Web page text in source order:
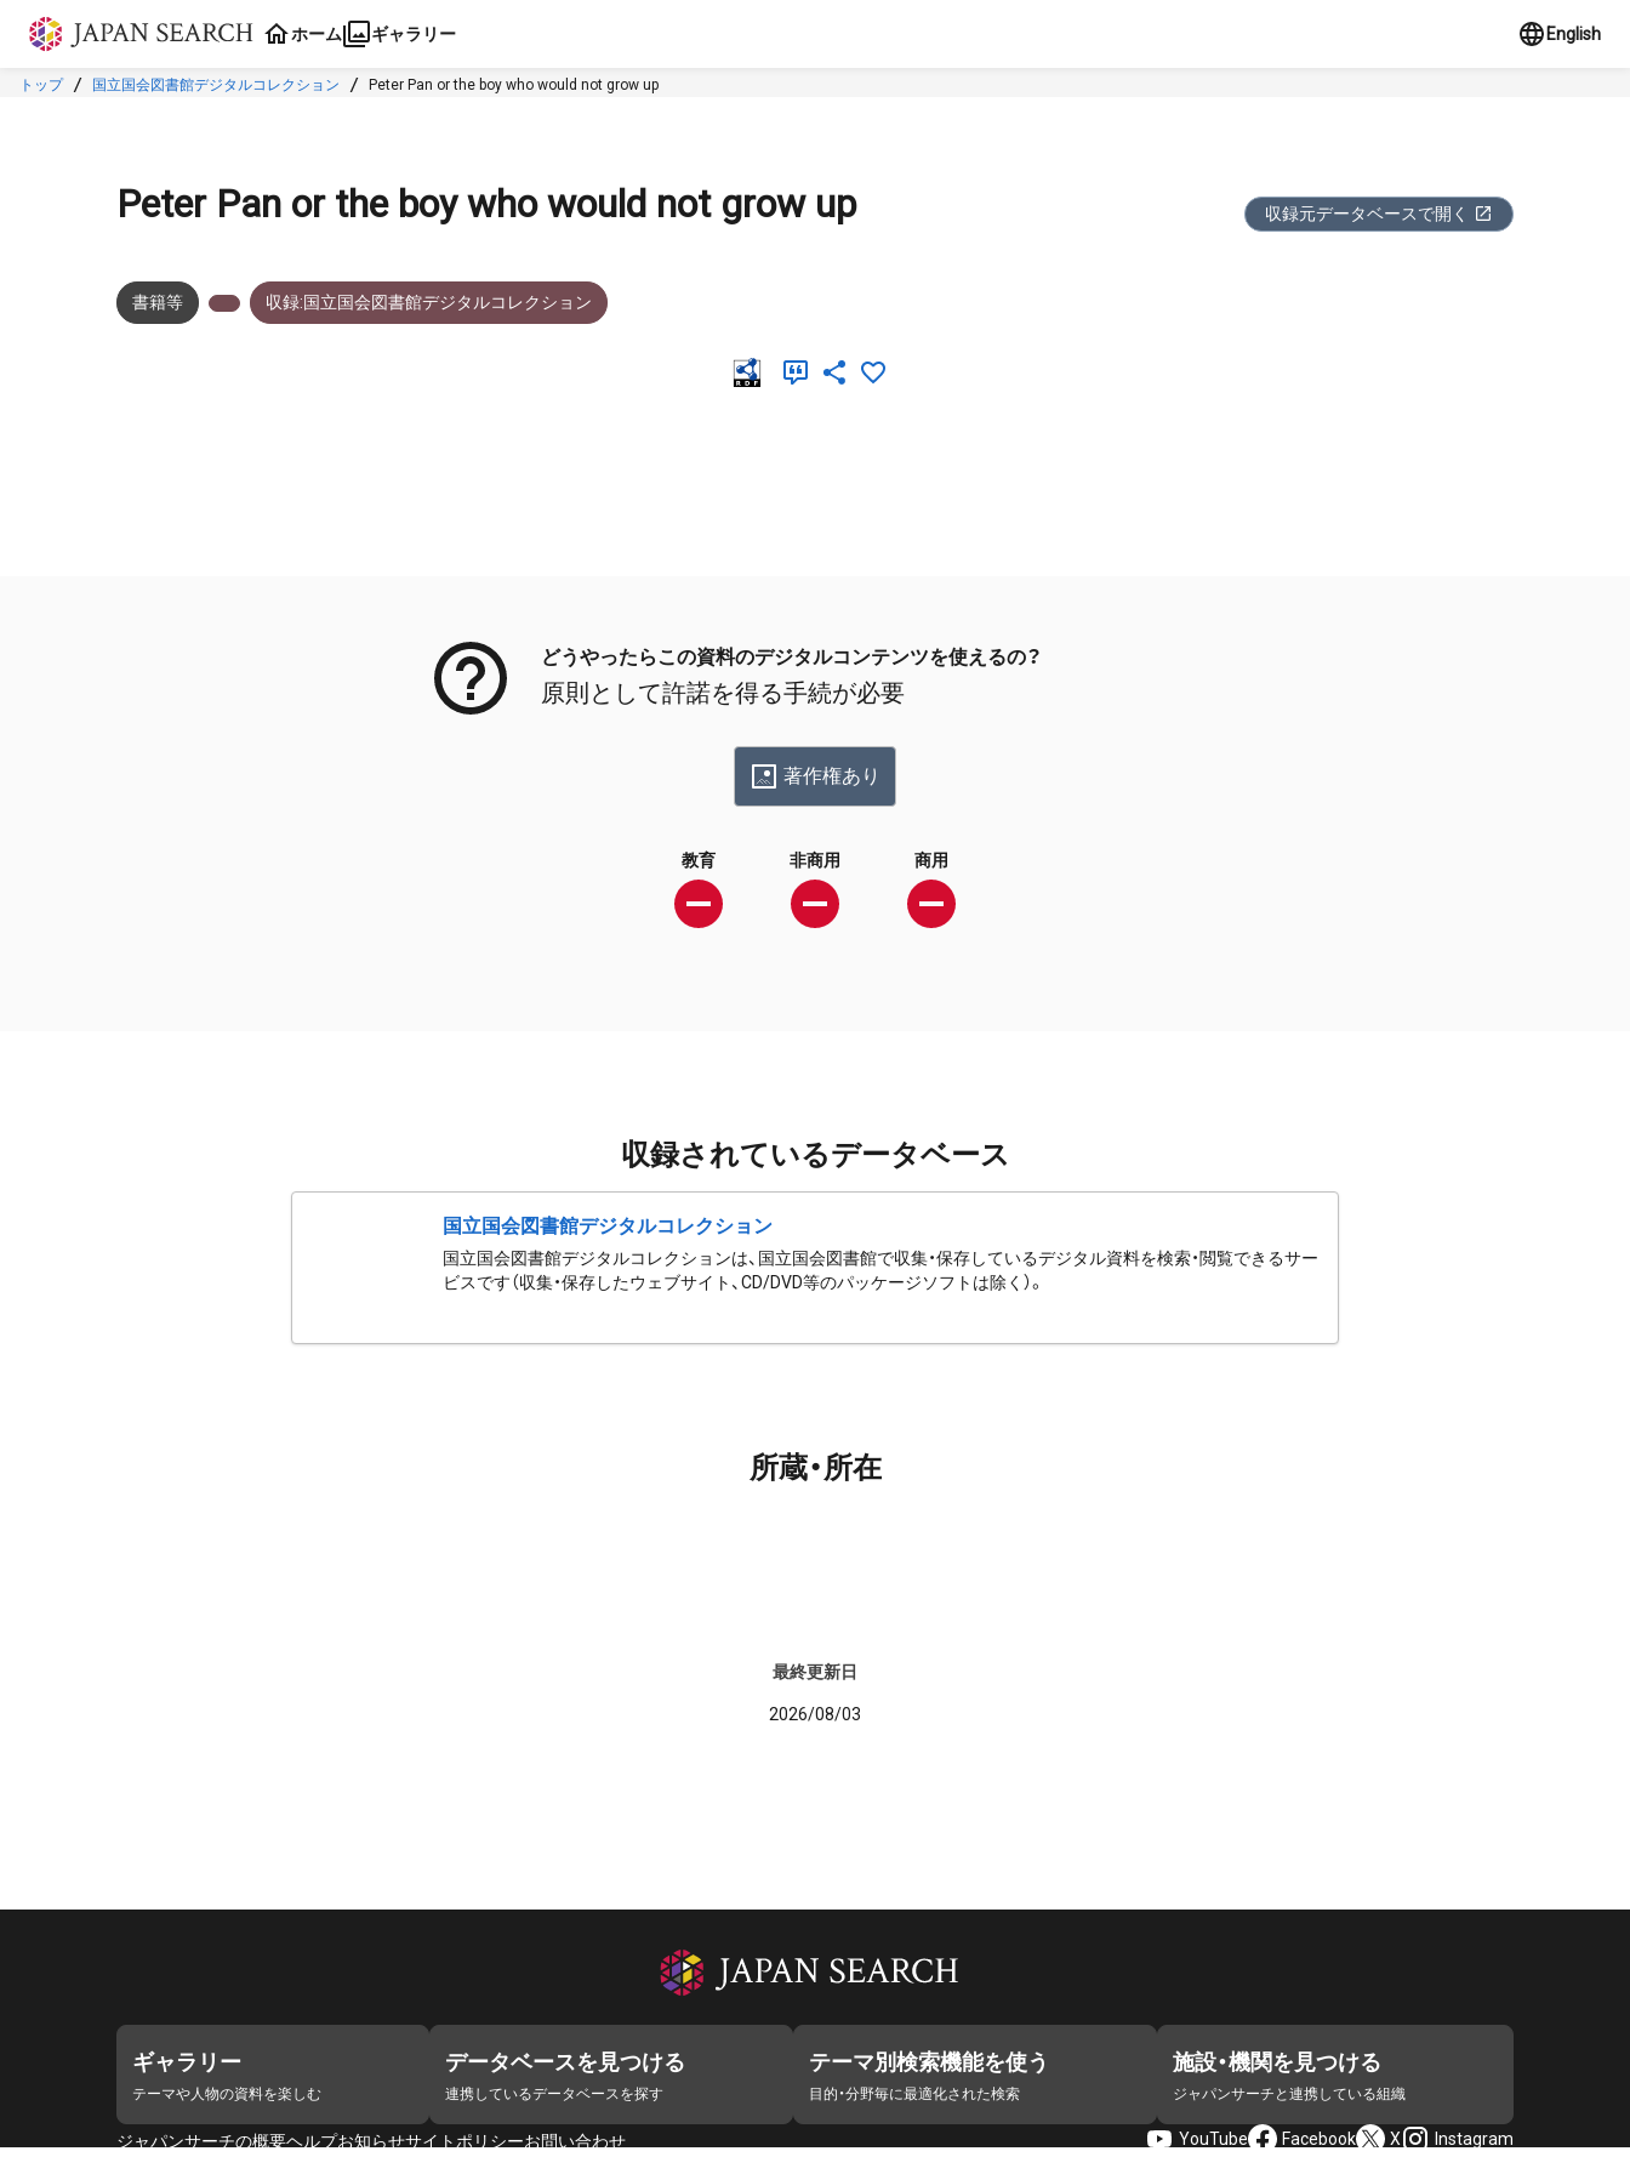
本文に飛ぶ
ホーム ギャラリー English
トップ 国立国会図書館デジタルコレクション Peter Pan or the boy who would not grow up
Peter Pan or the boy who would not grow up 収録元データベースで開く
書籍等 収録:国立国会図書館デジタルコレクション
どうやったらこの資料のデジタルコンテンツを使えるの？
原則として許諾を得る手続が必要
著作権あり
教育 非商用 商用
収録されているデータベース
国立国会図書館デジタルコレクション
国立国会図書館デジタルコレクションは、国立国会図書館で収集・保存しているデジタル資料を検索・閲覧できるサー
ビスです（収集・保存したウェブサイト、CD/DVD等のパッケージソフトは除く）。
所蔵・所在
最終更新日
2026/08/03
ギャラリー
テーマや人物の資料を楽しむ
データベースを見つける
連携しているデータベースを探す
テーマ別検索機能を使う
目的・分野毎に最適化された検索
施設・機関を見つける
ジャパンサーチと連携している組織
ジャパンサーチの概要ヘルプお知らせサイトポリシーお問い合わせ
YouTube Facebook X Instagram